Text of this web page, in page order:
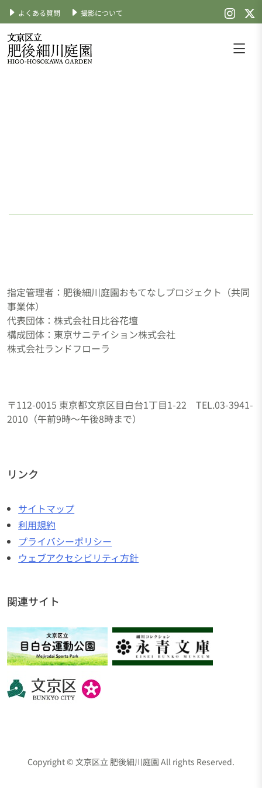
よくある質問 撮影について
Skip
to
content
指定管理者：肥後細川庭園おもてなしプロジェクト（共同
事業体）
代表団体：株式会社日比谷花壇
構成団体：東京サニテイション株式会社
株式会社ランドフローラ
〒112-0015 東京都文京区目白台1丁目1-22 TEL.03-3941-
2010（午前9時～午後8時まで）
リンク
サイトマップ
利用規約
プライバシーポリシー
ウェブアクセシビリティ方針
関連サイト
Copyright © 文京区立 肥後細川庭園 All rights Reserved.